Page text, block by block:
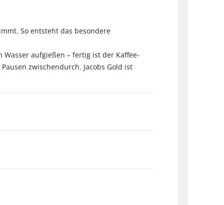
So entsteht das besondere
aufgießen – fertig ist der Kaffee-
zwischendurch. Jacobs Gold ist